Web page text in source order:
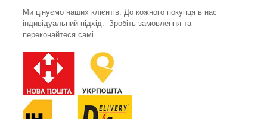
Ми цінуємо наших клієнтів. До кожного покупця в нас
індивідуальний підхід. Зробіть замовлення та
переконайтеся самі.